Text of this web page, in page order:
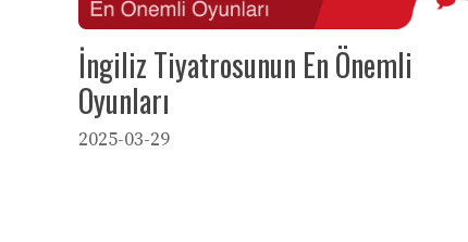
İngiliz Tiyatrosunun En Önemli
Oyunları
2025-03-29